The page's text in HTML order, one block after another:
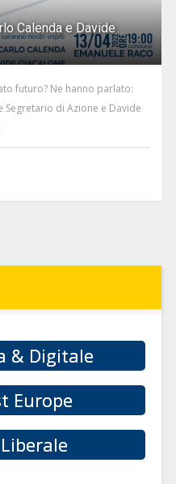
Calenda e Davide
futuro? Ne hanno parlato:
Segretario di Azione e Davide
& Digitale
Europe